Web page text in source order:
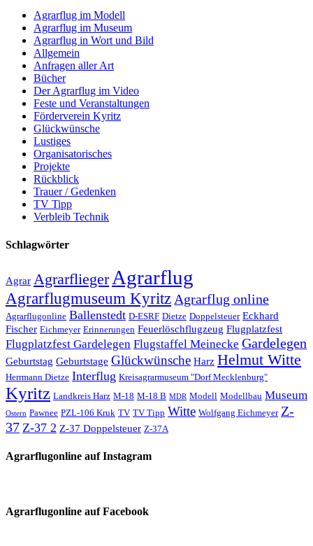
Agrarflug im Modell
Agrarflug im Museum
Agrarflug in Wort und Bild
Allgemein
Anfragen aller Art
Bücher
Der Agrarflug im Video
Feste und Veranstaltungen
Förderverein Kyritz
Glückwünsche
Lustiges
Organisatorisches
Projekte
Rückblick
Trauer / Gedenken
TV Tipp
Verbleib Technik
Schlagwörter
Agrar Agrarflieger Agrarflug
Agrarflugmuseum Kyritz Agrarflug online
Agrarflugonline Ballenstedt D-ESRF Dietze Doppelsteuer Eckhard
Fischer Eichmeyer Erinnerungen Feuerlöschflugzeug Flugplatzfest
Flugplatzfest Gardelegen Flugstaffel Meinecke Gardelegen
Geburtstag Geburtstage Glückwünsche Harz Helmut Witte
Herrmann Dietze Interflug Kreisagrarmuseum "Dorf Mecklenburg"
Kyritz Landkreis Harz M-18 M-18 B MDR Modell Modellbau Museum
Ostern Pawnee PZL-106 Kruk TV TV Tipp Witte Wolfgang Eichmeyer Z-
37 Z-37 2 Z-37 Doppelsteuer Z-37A
Agrarflugonline auf Instagram
Agrarflugonline auf Facebook